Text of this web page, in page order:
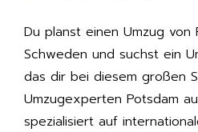
Du planst einen Umzug von
Schweden und suchst ein
das dir bei diesem großen
Umzugexperten Potsdam
spezialisiert auf